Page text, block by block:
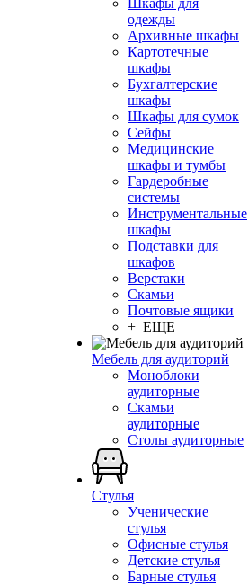
Шкафы для
одежды
Архивные шкафы
Картотечные
шкафы
Бухгалтерские
шкафы
Шкафы для сумок
Сейфы
Медицинские
шкафы и тумбы
Гардеробные
системы
Инструментальные
шкафы
Подставки для
шкафов
Верстаки
Скамьи
Почтовые ящики
+ ЕЩЕ
Мебель для аудиторий
Моноблоки
аудиторные
Скамьи
аудиторные
Столы аудиторные
Стулья
Ученические
стулья
Офисные стулья
Детские стулья
Барные стулья